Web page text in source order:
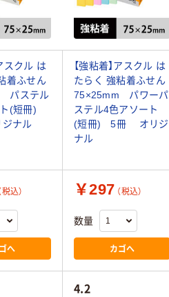
スクル は
着ふせん
パステル
(短冊)
ナル
【強粘着】アスクル は
たらく 強粘着ふせん
75×25mm パワーパ
ステル4色アソート
(短冊) 5冊 オリジ
ナル
税込）
へ
￥297 （税込）
数量
カゴへ
4.2